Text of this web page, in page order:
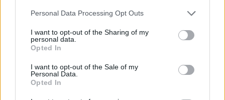
Please note that this website/app uses one or more Google
not limited to your visit or usage behaviour. You may click to
grant or deny consent to Google and its third-party tags to
use your data for below specified purposes in below Google
consent section.
Personal Data Processing Opt Outs
I want to opt-out of the Sharing of my
personal data.
Opted In
I want to opt-out of the Sale of my
Personal Data.
Opted In